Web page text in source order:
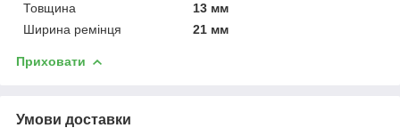
Товщина
13 мм
Ширина ремінця
21 мм
Приховати
Умови доставки